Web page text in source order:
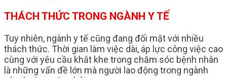
THÁCH THỨC TRONG NGÀNH Y TẾ
Tuy nhiên, ngành y tế cũng đang đối mặt với nhiều
thách thức. Thời gian làm việc dài, áp lực công việc cao
cùng với yêu cầu khắt khe trong chăm sóc bệnh nhân
là những vấn đề lớn mà người lao động trong ngành